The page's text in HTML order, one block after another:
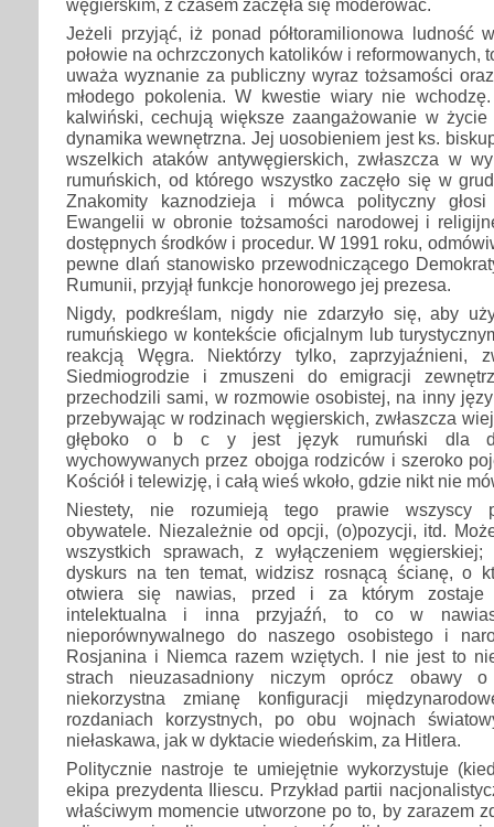
węgierskim, z czasem zaczęła się moderować.
Jeżeli przyjąć, iż ponad półtoramilionowa ludność
połowie na ochrzczonych katolików i reformowanych,
uważa wyznanie za publiczny wyraz tożsamości
młodego pokolenia. W kwestie wiary nie wchodzę.
kalwiński, cechują większe zaangażowanie w życie
dynamika wewnętrzna. Jej uosobieniem jest ks.
wszelkich ataków antywęgierskich, zwłaszcza w
rumuńskich, od którego wszystko zaczęło się w
Znakomity kaznodzieja i mówca polityczny głosi
Ewangelii w obronie tożsamości narodowej i
dostępnych środków i procedur. W 1991 roku,
pewne dlań stanowisko przewodniczącego
Rumunii, przyjął funkcje honorowego jej prezesa.
Nigdy, podkreślam, nigdy nie zdarzyło się, aby
rumuńskiego w kontekście oficjalnym lub
reakcją Węgra. Niektórzy tylko, zaprzyjaźnieni,
Siedmiogrodzie i zmuszeni do emigracji
przechodzili sami, w rozmowie osobistej, na inny
przebywając w rodzinach węgierskich, zwłaszcza
głęboko o b c y jest język rumuński dla
wychowywanych przez obojga rodziców i szeroko
Kościół i telewizję, i całą wieś wkoło, gdzie nikt nie
Niestety, nie rozumieją tego prawie wszyscy
obywatele. Niezależnie od opcji, (o)pozycji, itd.
wszystkich sprawach, z wyłączeniem
dyskurs na ten temat, widzisz rosnącą ścianę, o
otwiera się nawias, przed i za którym zostaje
intelektualna i inna przyjaźń, to co w
nieporównywalnego do naszego osobistego i
Rosjanina i Niemca razem wziętych. I nie jest to
strach nieuzasadniony niczym oprócz obawy
niekorzystna zmianę konfiguracji
rozdaniach korzystnych, po obu wojnach
niełaskawa, jak w dyktacie wiedeńskim, za Hitlera.
Politycznie nastroje te umiejętnie wykorzystuje
ekipa prezydenta Iliescu. Przykład partii
właściwym momencie utworzone po to, by zarazem